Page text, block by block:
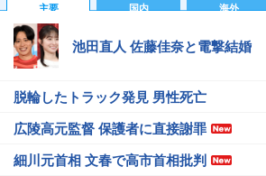
主要 国内 海外
池田直人 佐藤佳奈と電撃結婚
脱輪したトラック発見 男性死亡
広陵高元監督 保護者に直接謝罪
細川元首相 文春で高市首相批判